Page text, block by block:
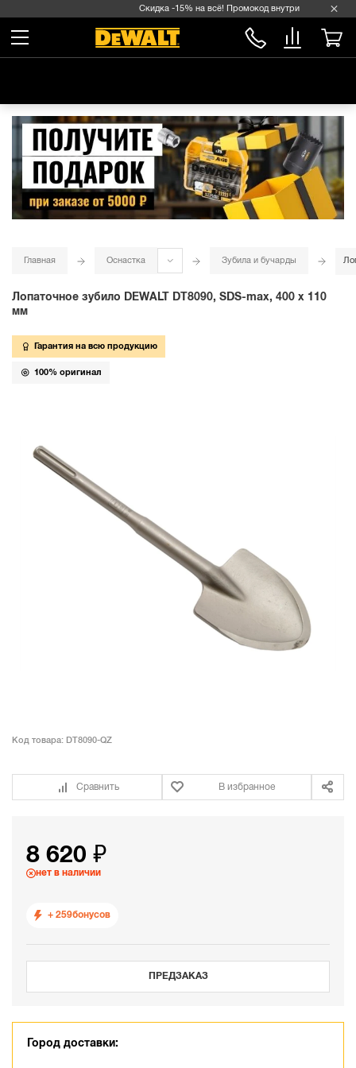
Скидка -15% на всё! Промокод внутри →
Главная Оснастка Зубила и бучарды
Лопаточное зубило DEWALT DT8090, SDS-max, 400 x 110
мм
Гарантия на всю продукцию
100% оригинал
Код товара: DT8090-QZ
Сравнить В избранное
8 620 ₽
нет в наличии
+ 259бонусов
ПРЕДЗАКАЗ
Город доставки: